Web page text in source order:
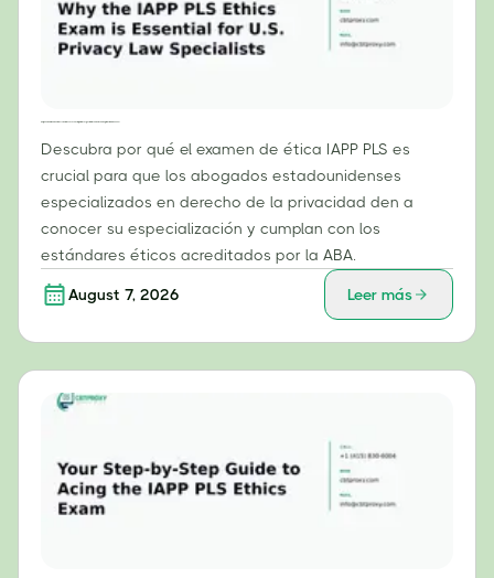
Descubra por qué el examen de ética IAPP PLS es
crucial para que los abogados estadounidenses
especializados en derecho de la privacidad den a
conocer su especialización y cumplan con los
estándares éticos acreditados por la ABA.
August 7, 2026 Leer más